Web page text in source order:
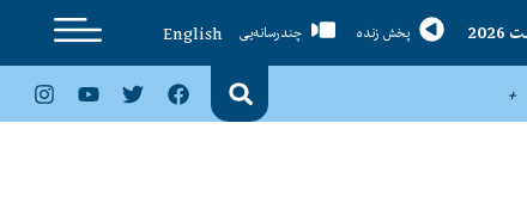
پخش زنده چندرسانه‌یی
English